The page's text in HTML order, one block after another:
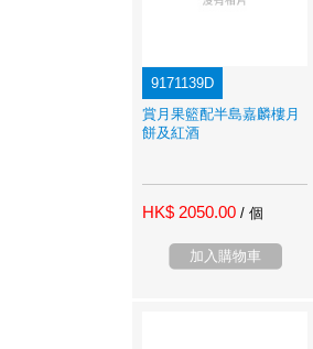
9171139D
賞月果籃配半島嘉麟樓月
餅及紅酒
HK$ 2050.00 / 個
加入購物車